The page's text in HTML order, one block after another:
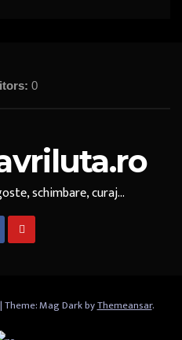
0
schimbare, curaj...
|Theme: Mag Dark byThemeansar.